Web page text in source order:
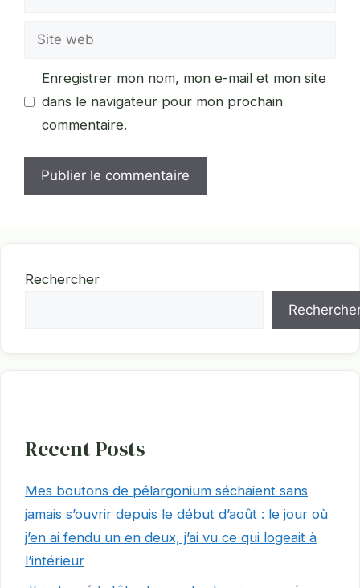
Site
Enregistrer mon nom, mon e-mail et mon site
dans le navigateur pour mon prochain
commentaire.
Rechercher
Recent Posts
Mes boutons de pélargonium séchaient sans
jamais s’ouvrir depuis le début d’août : le jour où
j’en ai fendu un en deux, j’ai vu ce qui logeait à
l’intérieur